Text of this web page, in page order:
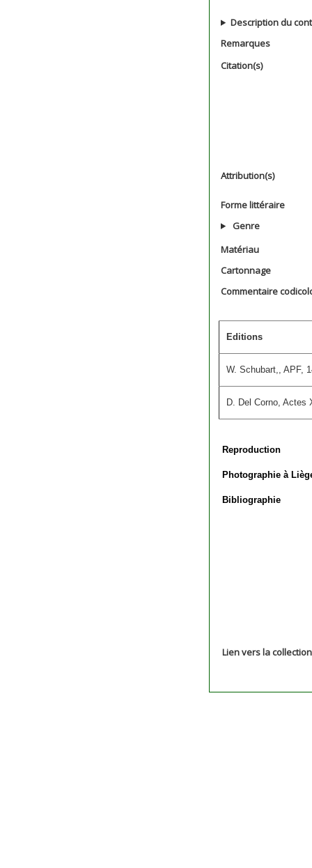
Description du
Remarques
Citation(s)
Attribution(s)
Forme littéraire
Genre
Matériau
Cartonnage
Commentaire
Editions
W. Schubart,, APF,
D. Del Corno, Actes
Reproduction
Photographie à
Bibliographie
Lien vers la